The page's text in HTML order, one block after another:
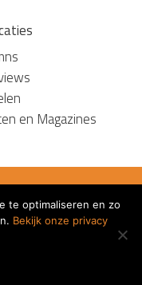
en Magazines
te optimaliseren en zo
Bekijk onze privacy